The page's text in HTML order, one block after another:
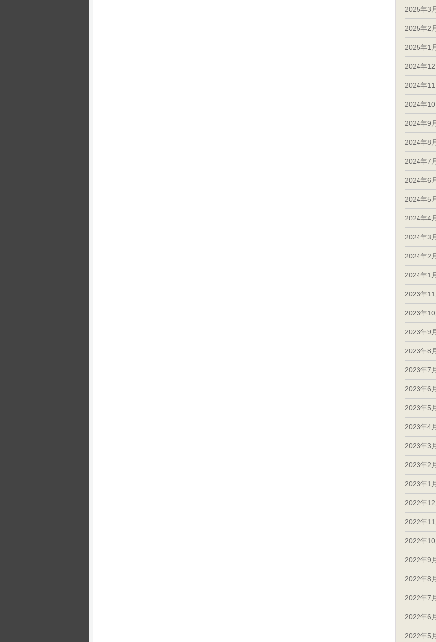
2025年3月
2025年2月
2025年1月
2024年12
2024年11
2024年10
2024年9月
2024年8月
2024年7月
2024年6月
2024年5月
2024年4月
2024年3月
2024年2月
2024年1月
2023年11
2023年10
2023年9月
2023年8月
2023年7月
2023年6月
2023年5月
2023年4月
2023年3月
2023年2月
2023年1月
2022年12
2022年11
2022年10
2022年9月
2022年8月
2022年7月
2022年6月
2022年5月